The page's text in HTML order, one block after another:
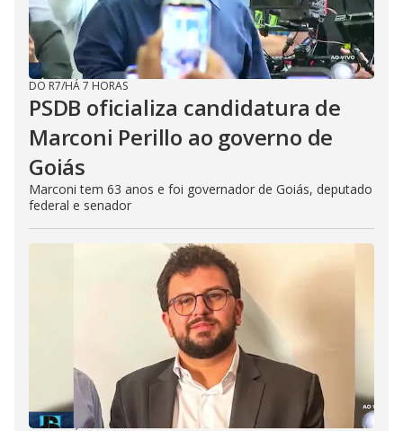
DO R7/HÁ 7 HORAS
PSDB oficializa candidatura de
Marconi Perillo ao governo de
Goiás
Marconi tem 63 anos e foi governador de Goiás, deputado
federal e senador